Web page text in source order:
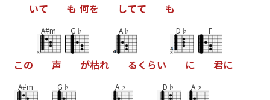
いて も 何を してて も
この
A#m
声
G♭
が枯れ
A♭
る く らい
D♭
に
F
君に
A#m G♭ A♭ D♭ A♭